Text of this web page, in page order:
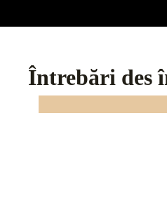
Întrebări des